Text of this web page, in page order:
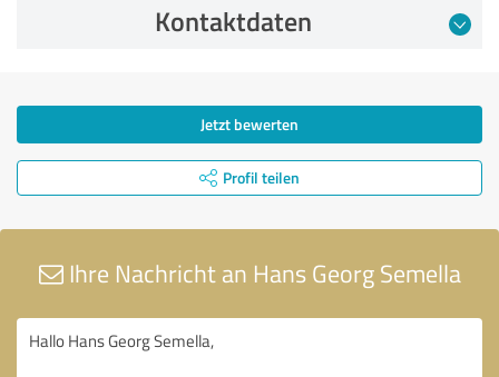
Kontaktdaten
Jetzt bewerten
Profil teilen
Ihre Nachricht an Hans Georg Semella